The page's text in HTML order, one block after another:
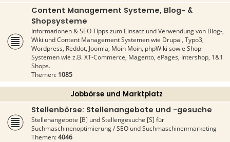
Content Management Systeme, Blog- &
Shopsysteme
Informationen & SEO Tipps zum Einsatz und Verwendung von Blog-,
Wiki und Content Management Systemen wie Drupal, Typo3,
Wordpress, Reddot, Joomla, Moin Moin, phpWiki sowie Shop-
Systemen wie z.B. XT-Commerce, Magento, ePages, Intershop, 1&1
Shops.
Themen: 1085
Jobbörse und Marktplatz
Stellenbörse: Stellenangebote und -gesuche
Stellenangebote [B] und Stellengesuche [S] für
Suchmaschinenoptimierung / SEO und Suchmaschinenmarketing
Themen:4046